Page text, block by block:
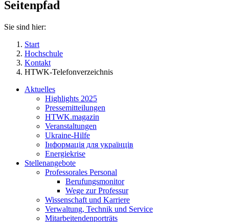
Seitenpfad
Sie sind hier:
Start
Hochschule
Kontakt
HTWK-Telefonverzeichnis
Aktuelles
Highlights 2025
Pressemitteilungen
HTWK.magazin
Veranstaltungen
Ukraine-Hilfe
Інформація для українців
Energiekrise
Stellenangebote
Professorales Personal
Berufungsmonitor
Wege zur Professur
Wissenschaft und Karriere
Verwaltung, Technik und Service
Mitarbeitendenporträts